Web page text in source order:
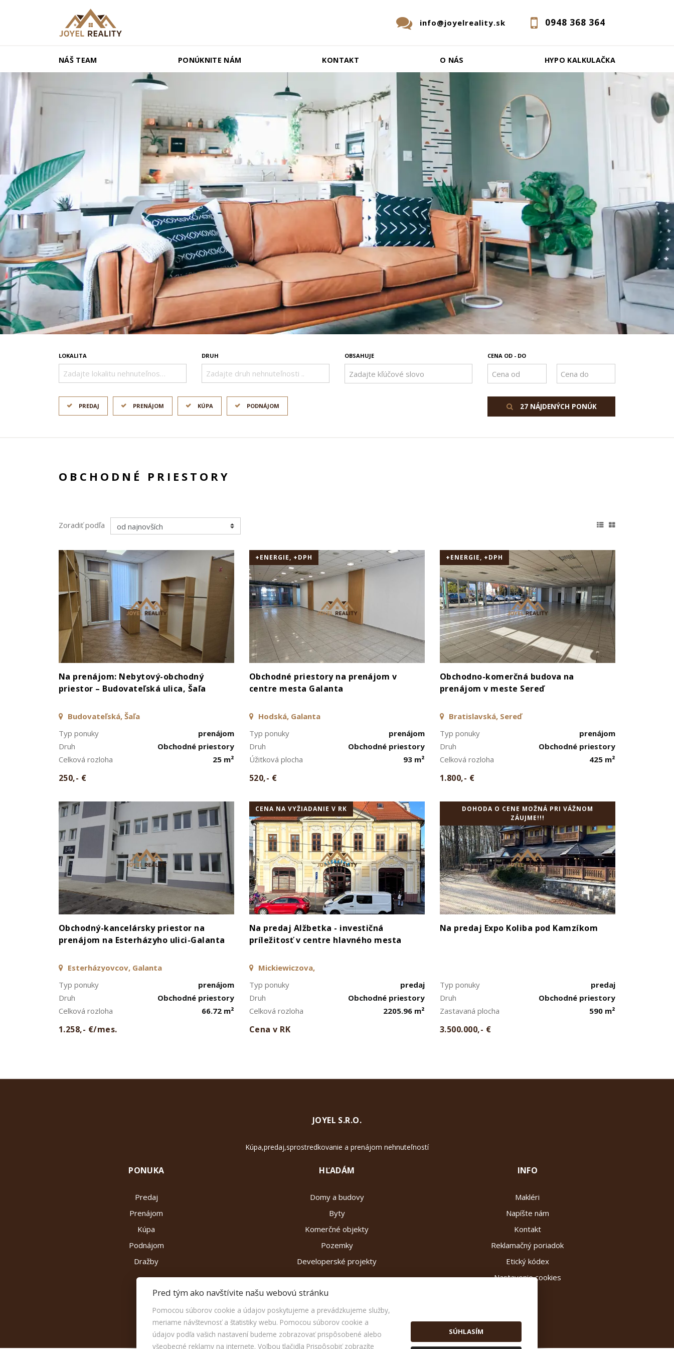
0948 368 364
info@joyelreality.sk
NÁŠ TEAM PONÚKNITE NÁM KONTAKT O NÁS HYPO KALKULAČKA
LOKALITA
Zadajte lokalitu nehnuteľnosti ..
DRUH
Zadajte druh nehnuteľnosti ..
OBSAHUJE CENA OD - DO
PREDAJ PRENÁJOM KÚPA PODNÁJOM 27 NÁJDENÝCH PONÚK
OBCHODNÉ PRIESTORY
Zoradiť podľa
Na prenájom: Nebytový-obchodný
priestor – Budovateľská ulica, Šaľa
Budovateľská, Šaľa
Typ ponuky
prenájom
Druh
Obchodné priestory
Celková rozloha
25 m²
250,- €
+ENERGIE, +DPH
Obchodné priestory na prenájom v
centre mesta Galanta
Hodská, Galanta
Typ ponuky
prenájom
Druh
Obchodné priestory
Úžitková plocha
93 m²
520,- €
+ENERGIE, +DPH
Obchodno-komerčná budova na
prenájom v meste Sereď
Bratislavská, Sereď
Typ ponuky
prenájom
Druh
Obchodné priestory
Celková rozloha
425 m²
1.800,- €
Obchodný-kancelársky priestor na
prenájom na Esterházyho ulici-Galanta
Esterházyovcov, Galanta
Typ ponuky
prenájom
Druh
Obchodné priestory
Celková rozloha
66.72 m²
1.258,- €/mes.
CENA NA VYŽIADANIE V RK
Na predaj Alžbetka - investičná
príležitosť v centre hlavného mesta
Mickiewiczova,
Typ ponuky
predaj
Druh
Obchodné priestory
Celková rozloha
2205.96 m²
Cena v RK
DOHODA O CENE MOŽNÁ PRI VÁŽNOM
ZÁUJME!!!
Na predaj Expo Koliba pod Kamzíkom
Typ ponuky
predaj
Druh
Obchodné priestory
Zastavaná plocha
590 m²
3.500.000,- €
JOYEL S.R.O.
Kúpa,predaj,sprostredkovanie a prenájom nehnuteľností
PONUKA
Predaj
Prenájom
Kúpa
Podnájom
Dražby
HĽADÁM
Domy a budovy
Byty
Komerčné objekty
Pozemky
Developerské projekty
INFO
Makléri
Napíšte nám
Kontakt
Reklamačný poriadok
Etický kódex
Nastavenie cookies
Pred tým ako navštívite našu webovú stránku
Pomocou súborov cookie a údajov poskytujeme a prevádzkujeme služby,
meriame návštevnosť a štatistiky webu. Pomocou súborov cookie a
údajov podľa vašich nastavení budeme zobrazovať prispôsobené alebo
všeobecné reklamy na internete. Voľbou tlačidla Prispôsobiť zobrazíte
SÚHLASÍM